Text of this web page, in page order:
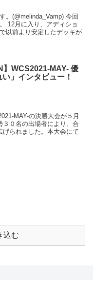
。(@melinda_Vamp) 今回
12月に入り、アディショ
以前より安定したデッキが
】WCS2021-MAY- 優
」インタビュー！
MAY-の決勝大会が５月
３０名の出場者により、合
られました。本大会にて
込む